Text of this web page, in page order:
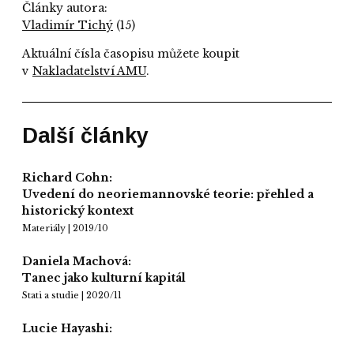
Články autora:
Vladimír Tichý (15)
Aktuální čísla časopisu můžete koupit
v Nakladatelství AMU.
Další články
Richard Cohn:
Uvedení do neoriemannovské teorie: přehled a
historický kontext
Materiály | 2019/10
Daniela Machová:
Tanec jako kulturní kapitál
Stati a studie | 2020/11
Lucie Hayashi: